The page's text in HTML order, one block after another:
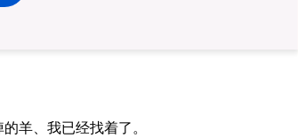
羊、我已经找着了。